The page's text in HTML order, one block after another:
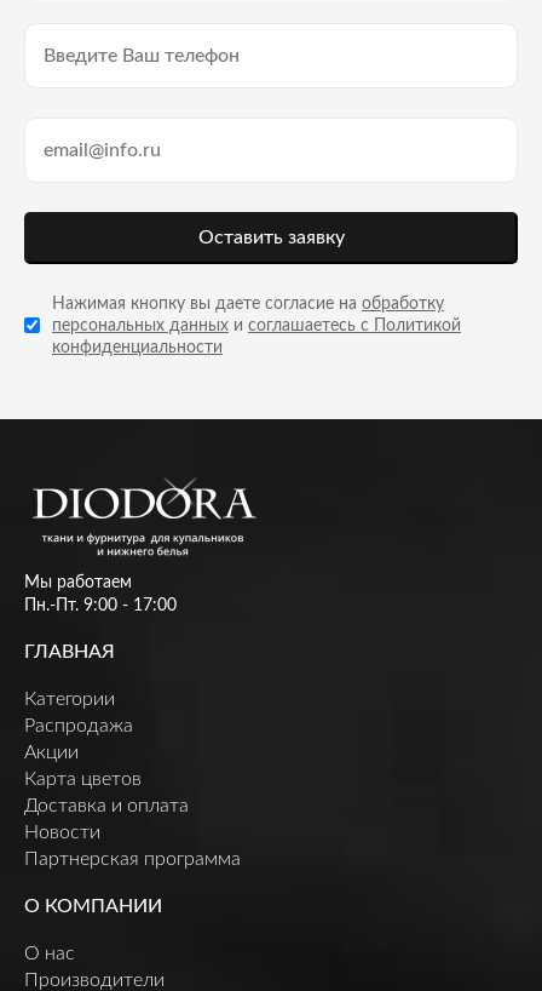
Оставить заявку
Нажимая кнопку вы даете согласие на обработку
персональных данных и соглашаетесь с Политикой
конфиденциальности
Мы работаем
Пн.-Пт. 9:00 - 17:00
ГЛАВНАЯ
Категории
Распродажа
Акции
Карта цветов
Доставка и оплата
Новости
Партнерская программа
О КОМПАНИИ
О нас
Производители